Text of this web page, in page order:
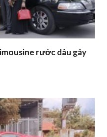
rước dâu gây